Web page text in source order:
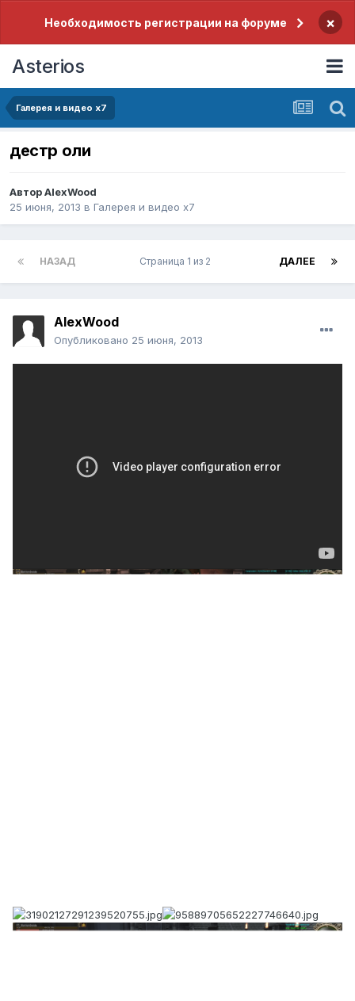
Необходимость регистрации на форуме ×
Asterios
Галерея и видео x7
дестр оли
АвторAlexWood
25 июня, 2013 в Галерея и видео x7
НАЗАД ДАЛЕЕ
Страница 1 из 2
AlexWood
Опубликовано 25 июня, 2013